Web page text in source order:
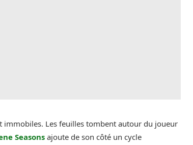
immobiles. Les feuilles tombent autour du joueur
Seasons ajoute de son côté un cycle